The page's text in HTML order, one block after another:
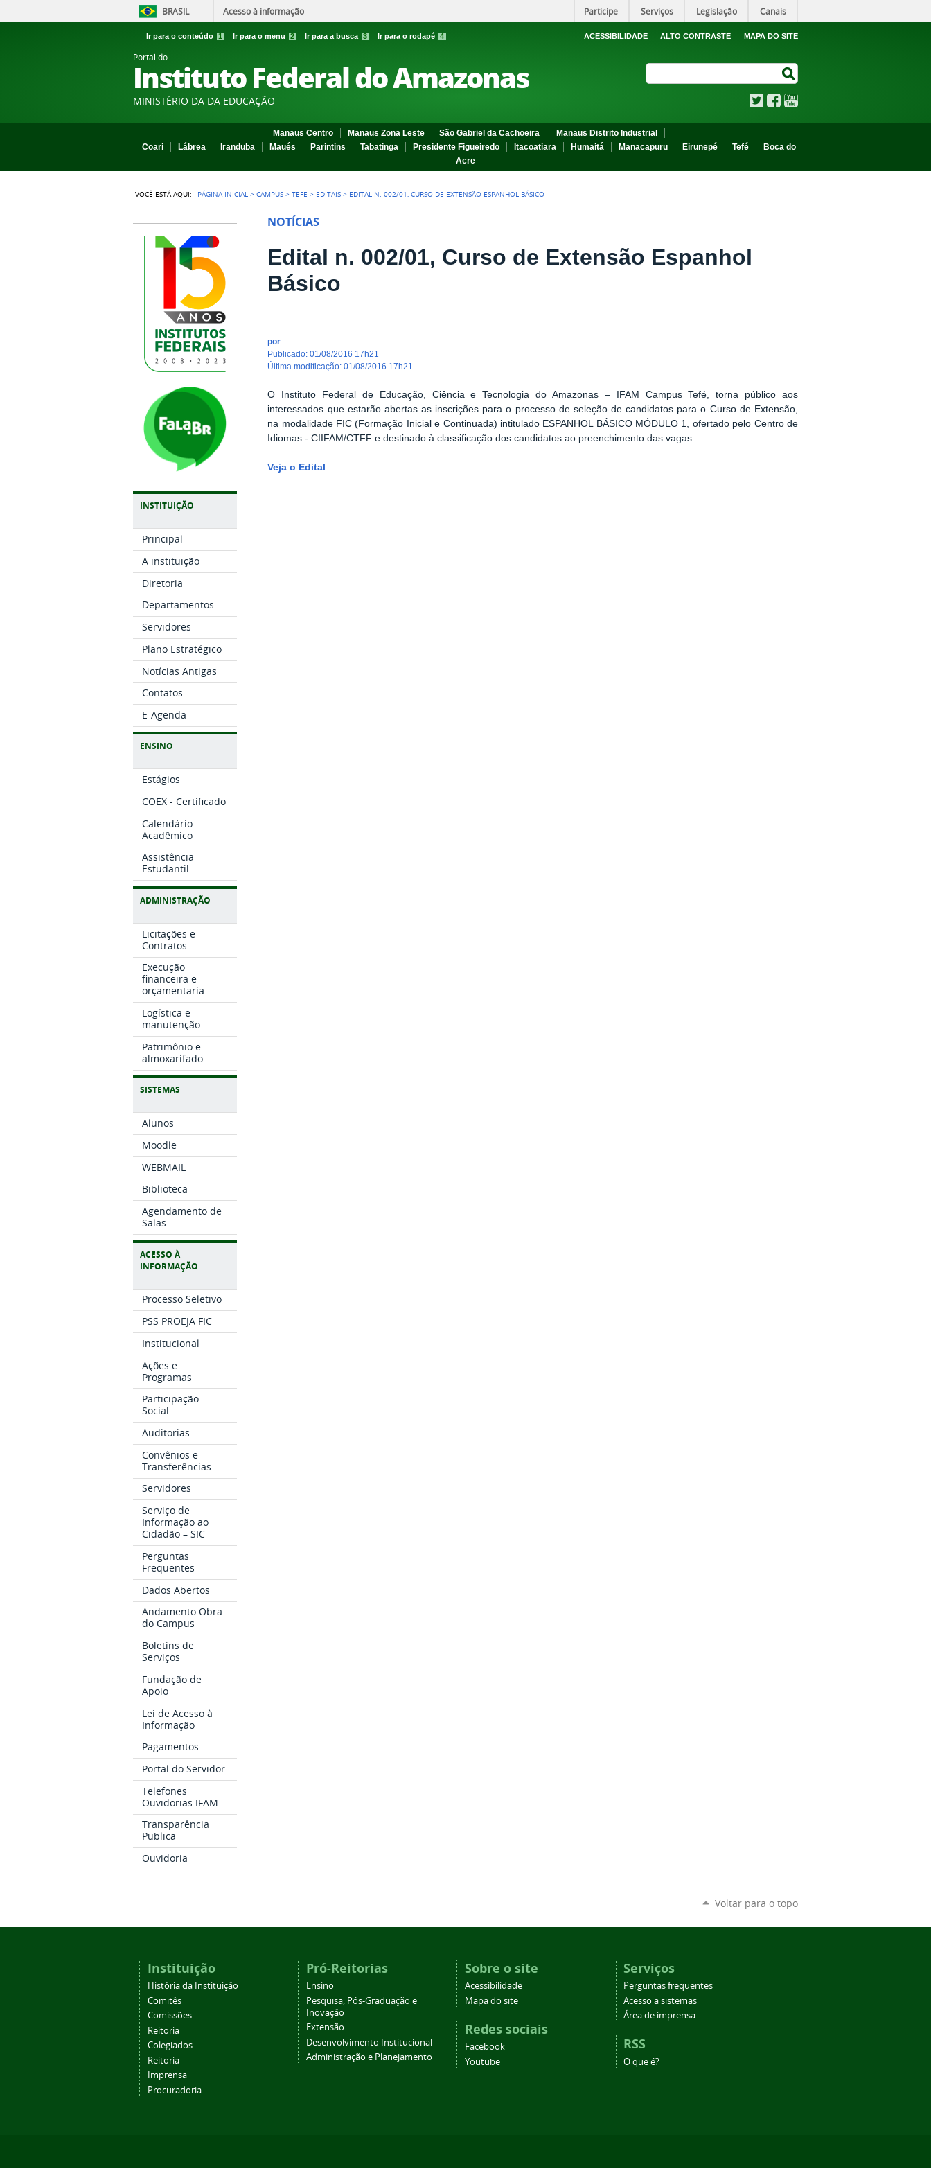
BRASIL Acesso à informação Participe Serviços Legislação Canais
Ir para o conteúdo 1 Ir para o menu 2 Ir para a busca 3 Ir para o rodapé 4 ACESSIBILIDADE ALTO CONTRASTE MAPA DO SITE
Portal do
Instituto Federal do Amazonas
MINISTÉRIO DA DA EDUCAÇÃO TwitterFacebook
Manaus Centro Manaus Zona Leste São Gabriel da Cachoeira
Manaus Distrito Industrial
Coari
Lábrea Iranduba Maués Parintins Tabatinga Presidente Figueiredo Itacoatiara Humaitá Manacapuru Eirunepé Tefé
Boca do
Acre
VOCÊ ESTÁ AQUI: PÁGINA INICIAL >CAMPUS >TEFE > EDITAIS > EDITAL N. 002/01, CURSO DE EXTENSÃO ESPANHOL BÁSICO
INSTITUIÇÃO
Principal
A instituição
Diretoria
Departamentos
Servidores
Plano Estratégico
Notícias Antigas
Contatos
E-Agenda
ENSINO
Estágios
COEX - Certificado
Calendário
Acadêmico
Assistência
Estudantil
ADMINISTRAÇÃO
Licitações e
Contratos
Execução
financeira e
orçamentaria
Logística e
manutenção
Patrimônio e
almoxarifado
SISTEMAS
Alunos
Moodle
WEBMAIL
Biblioteca
Agendamento de
Salas
ACESSO À
INFORMAÇÃO
Processo Seletivo
PSS PROEJA FIC
Institucional
Ações e
Programas
Participação
Social
Auditorias
Convênios e
Transferências
Servidores
Serviço de
Informação ao
Cidadão – SIC
Perguntas
Frequentes
Dados Abertos
Andamento Obra
do Campus
Boletins de
Serviços
Fundação de
Apoio
Lei de Acesso à
Informação
Pagamentos
Portal do Servidor
Telefones
Ouvidorias IFAM
Transparência
Publica
Ouvidoria
NOTÍCIAS
Edital n. 002/01, Curso de Extensão Espanhol
Básico
por
publicado:01/08/2016 17h21
última modificação:01/08/2016 17h21
O Instituto Federal de Educação, Ciência e Tecnologia do Amazonas – IFAM Campus Tefé, torna público aos
interessados que estarão abertas as inscrições para o processo de seleção de candidatos para o Curso de Extensão,
na modalidade FIC (Formação Inicial e Continuada) intitulado ESPANHOL BÁSICO MÓDULO 1, ofertado pelo Centro de
Idiomas - CIIFAM/CTFF e destinado à classificação dos candidatos ao preenchimento das vagas.
Veja o Edital
Voltar para o topo
Instituição
História da Instituição
Comitês
Comissões
Reitoria
Colegiados
Reitoria
Imprensa
Procuradoria
Pró-Reitorias
Ensino
Pesquisa, Pós-Graduação e
Inovação
Extensão
Desenvolvimento Institucional
Administração e Planejamento
Sobre o site
Acessibilidade
Mapa do site
Redes sociais
Facebook
Youtube
Serviços
Perguntas frequentes
Acesso a sistemas
Área de imprensa
RSS
O que é?